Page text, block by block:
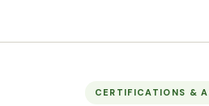
CERTIFICATIONS &